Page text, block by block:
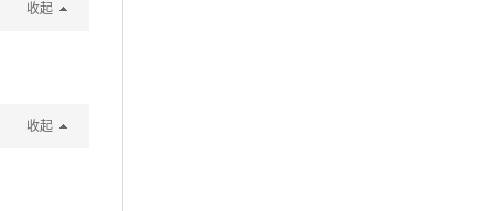
收起
收起